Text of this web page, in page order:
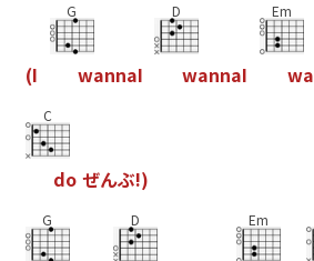
(I
G
wannaI
D
wannaI
Em
wa
C
do ぜんぶ!)
G D Em